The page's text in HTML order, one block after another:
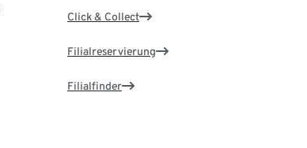
Click & Collect
Filialreservierung
Filialfinder